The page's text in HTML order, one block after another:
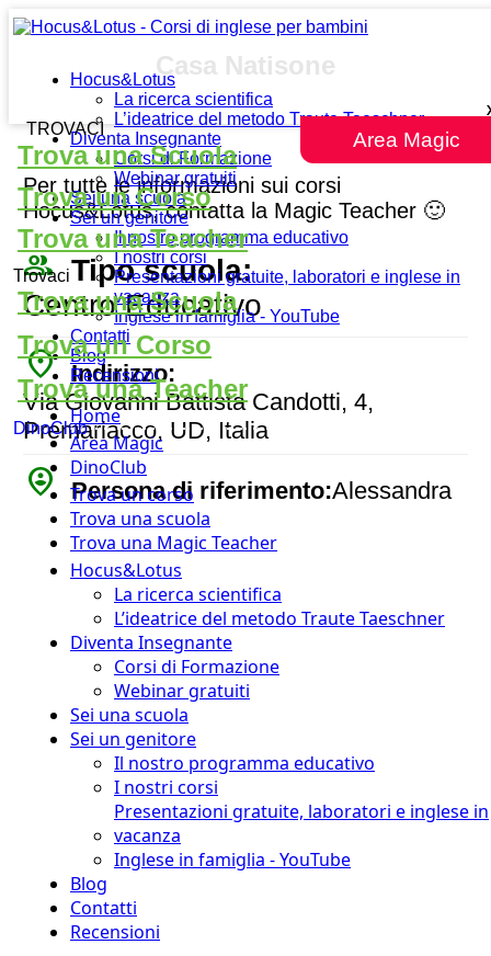
Hocus&Lotus
La ricerca scientifica
L’ideatrice del metodo Traute Taeschner
Diventa Insegnante
Corsi di Formazione
Webinar gratuiti
Sei una scuola
Sei un genitore
Il nostro programma educativo
I nostri corsi
Presentazioni gratuite, laboratori e inglese in
vacanza
Inglese in famiglia - YouTube
Contatti
Blog
Recensioni
Home
Area Magic
DinoClub
Trova un corso
Trova una scuola
Trova una Magic Teacher
Hocus&Lotus
La ricerca scientifica
L’ideatrice del metodo Traute Taeschner
Diventa Insegnante
Corsi di Formazione
Webinar gratuiti
Sei una scuola
Sei un genitore
Il nostro programma educativo
I nostri corsi
Presentazioni gratuite, laboratori e inglese in
vacanza
Inglese in famiglia - YouTube
Blog
Contatti
Recensioni
Area Magic
TROVACI
Trova una Scuola
Trova un Corso
Trova una Teacher
Trovaci
Trova una Scuola
Trova un Corso
Trova una Teacher
DinoClub
Casa Natisone
Per tutte le informazioni sui corsi
Hocus&Lotus, contatta la Magic Teacher 🙂
people_outline Tipo scuola:
Centro Educativo
place Indirizzo:
Via Giovanni Battista Candotti, 4,
Premariacco, UD, Italia
person_pin_circle Persona di riferimento:Alessandra